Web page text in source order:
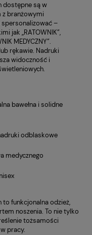
dostępne są w
z branżowymi
–
jak „RATOWNIK”,
MEDYCZNY”.
rękawie. Nadruki
widoczność i
bawełna i solidne
odblaskowe
medycznego
funkcjonalna odzież,
noszenia. To nie tylko
tożsamości
pracy.